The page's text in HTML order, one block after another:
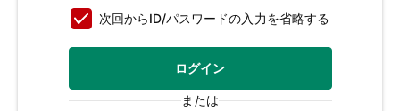
次回からID/パスワードの入力を省略する
ログイン
または